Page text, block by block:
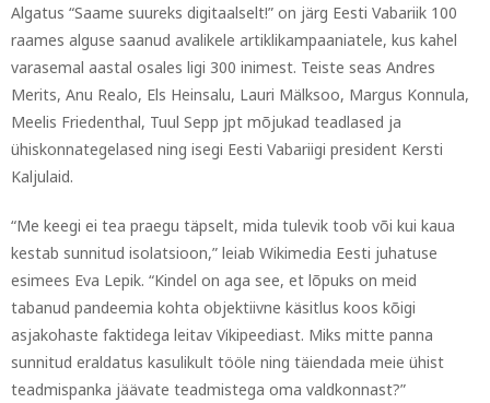
Algatus “Saame suureks digitaalselt!” on järg Eesti Vabariik 100
raames alguse saanud avalikele artiklikampaaniatele, kus kahel
varasemal aastal osales ligi 300 inimest. Teiste seas Andres
Merits, Anu Realo, Els Heinsalu, Lauri Mälksoo, Margus Konnula,
Meelis Friedenthal, Tuul Sepp jpt mõjukad teadlased ja
ühiskonnategelased ning isegi Eesti Vabariigi president Kersti
Kaljulaid.
“Me keegi ei tea praegu täpselt, mida tulevik toob või kui kaua
kestab sunnitud isolatsioon,” leiab Wikimedia Eesti juhatuse
esimees Eva Lepik. “Kindel on aga see, et lõpuks on meid
tabanud pandeemia kohta objektiivne käsitlus koos kõigi
asjakohaste faktidega leitav Vikipeediast. Miks mitte panna
sunnitud eraldatus kasulikult tööle ning täiendada meie ühist
teadmispanka jäävate teadmistega oma valdkonnast?”